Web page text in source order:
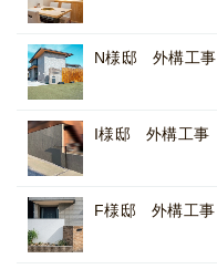
N様邸 外構工事
I様邸 外構工事
F様邸 外構工事